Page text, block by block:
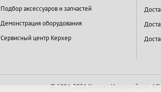
Подбор аксессуаров и запчастей
Демонстрация оборудования
Сервисный центр Керхер
© 1994-2026 Контакт Интернейшнл АО.